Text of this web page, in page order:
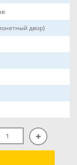
двор)